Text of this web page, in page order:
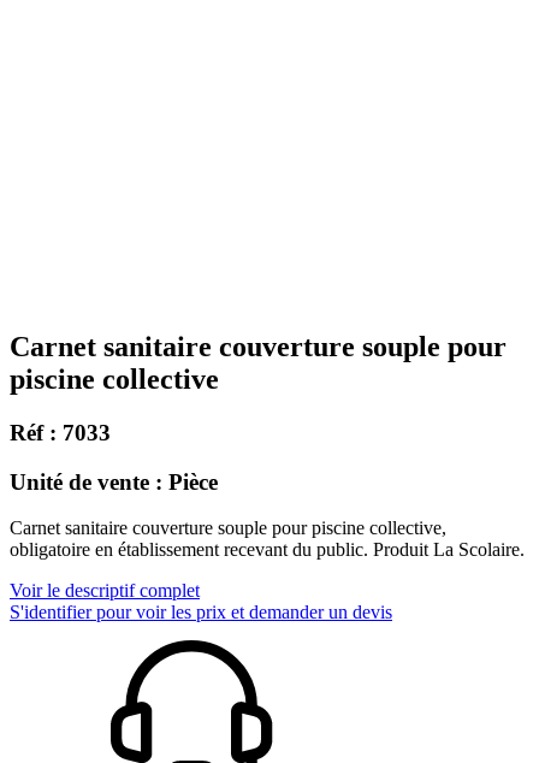
Carnet sanitaire couverture souple pour
piscine collective
Réf : 7033
Unité de vente : Pièce
Carnet sanitaire couverture souple pour piscine collective,
obligatoire en établissement recevant du public. Produit La Scolaire.
Voir le descriptif complet
S'identifier pour voir les prix et demander un devis